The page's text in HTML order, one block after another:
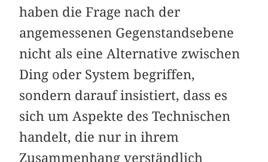
haben die Frage nach der
angemessenen Gegenstandsebene
nicht als eine Alternative zwischen
Ding oder System begriffen,
sondern darauf insistiert, dass es
sich um Aspekte des Technischen
handelt, die nur in ihrem
Zusammenhang verständlich